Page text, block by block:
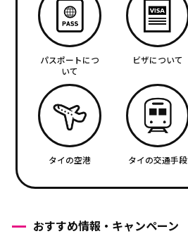
パスポートにつ
いて
ビザについて
タイの空港 タイの交通手段
おすすめ情報・キャンペーン